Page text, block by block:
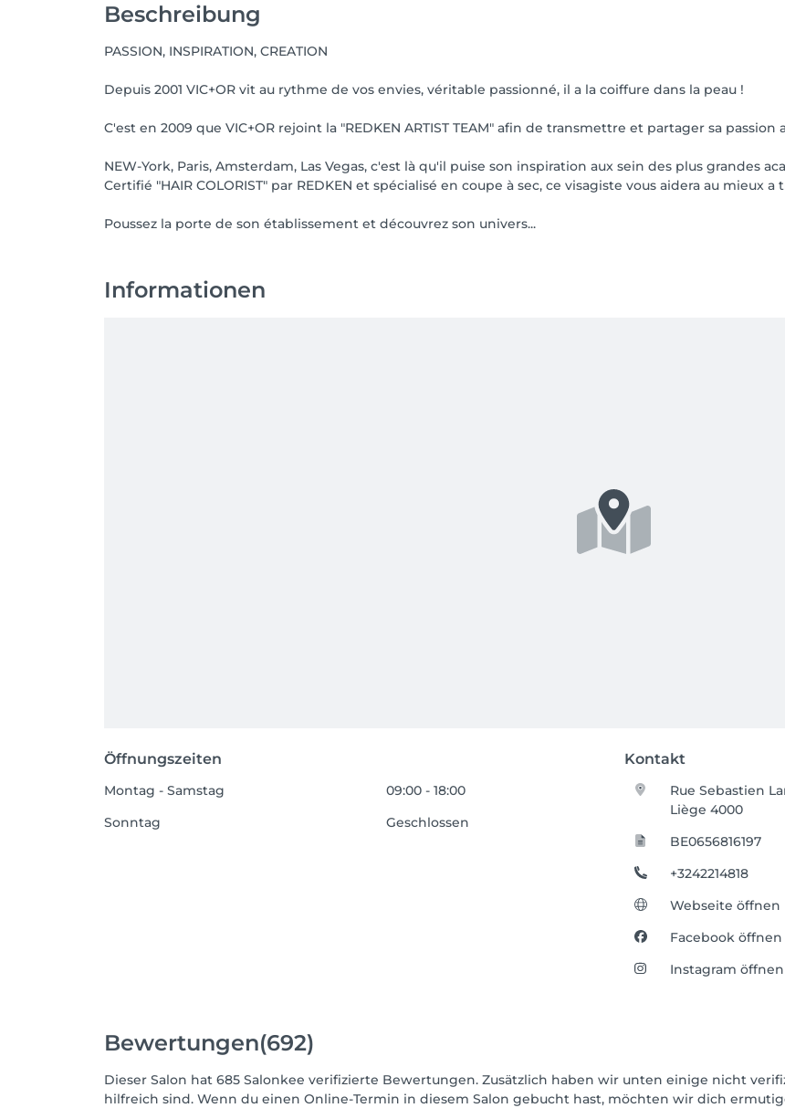
Beschreibung
PASSION, INSPIRATION, CREATION
Depuis 2001 VIC+OR vit au rythme de vos envies, véritable passionné, il a la coiffure dans la peau !
C'est en 2009 que VIC+OR rejoint la "REDKEN ARTIST TEAM" afin de transmettre et partager sa
NEW-York, Paris, Amsterdam, Las Vegas, c'est là qu'il puise son inspiration aux sein des plus grandes
Certifié "HAIR COLORIST" par REDKEN et spécialisé en coupe à sec, ce visagiste vous aidera au mieux a
Poussez la porte de son établissement et découvrez son univers...
Informationen
Öffnungszeiten Kontakt
Montag - Samstag
09:00 - 18:00
Sonntag
Geschlossen
Rue Sebastien
Liège 4000
BE0656816197
+3242214818
Webseite öffnen
Facebook öffnen
Instagram öffnen
Bewertungen(692)
Dieser Salon hat 685 Salonkee verifizierte Bewertungen. Zusätzlich haben wir unten einige nicht
hilfreich sind. Wenn du einen Online-Termin in diesem Salon gebucht hast, möchten wir dich